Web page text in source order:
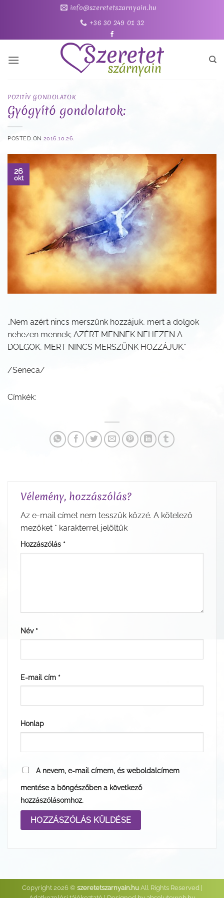
info@szeretetszarnyain.hu
+36 30 249 01 32
POZITÍV GONDOLATOK
Gyógyító gondolatok:
POSTED ON 2016.10.26.
26
okt
„Nem azért nincs merszünk hozzájuk, mert a dolgok
nehezen mennek; AZÉRT MENNEK NEHEZEN A
DOLGOK, MERT NINCS MERSZÜNK HOZZÁJUK.”
/Seneca/
Címkék:
Vélemény, hozzászólás?
Az e-mail címet nem tesszük közzé. A kötelező
mezőket * karakterrel jelöltük
Hozzászólás *
Név *
E-mail cím *
Honlap
A nevem, e-mail címem, és weboldalcímem
mentése a böngészőben a következő
hozzászólásomhoz.
Copyright 2026 © szeretetszarnyain.huAll Rights Reserved |